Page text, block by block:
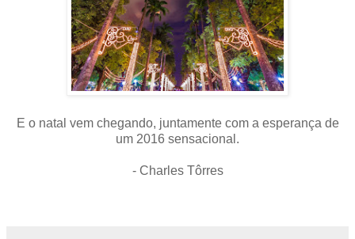
E o natal vem chegando, juntamente com a esperança de
um 2016 sensacional.
- Charles Tôrres